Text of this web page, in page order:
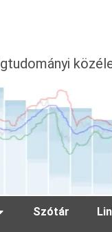
Szótár